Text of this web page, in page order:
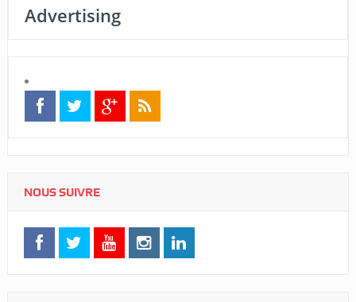
Advertising
NOUS SUIVRE